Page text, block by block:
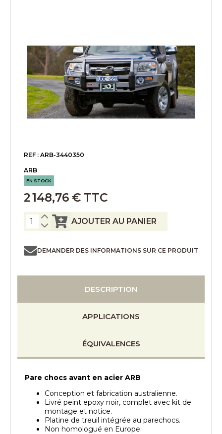
REF : ARB-3440350
ARB
EN STOCK
2 148,76 € TTC
AJOUTER AU PANIER
DEMANDER DES INFORMATIONS SUR CE PRODUIT
DESCRIPTION
APPLICATIONS
ÉQUIVALENCES
Pare chocs avant en acier ARB
Conception et fabrication australienne.
Livré peint epoxy noir, complet avec kit de
montage et notice.
Platine de treuil intégrée au parechocs.
Non homologué en Europe.